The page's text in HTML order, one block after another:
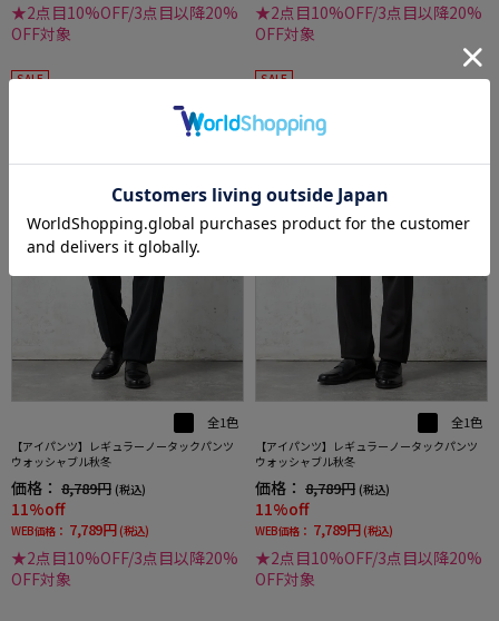
★2点目10%OFF/3点目以降20%
OFF対象
★2点目10%OFF/3点目以降20%
OFF対象
SALE
全1色
【アイパンツ】レギュラーノータックパンツ
ウォッシャブル秋冬
価格： 8,789円 (税込)
11%off
WEB価格： 7,789円 (税込)
★2点目10%OFF/3点目以降20%
OFF対象
SALE
全1色
【アイパンツ】レギュラーノータックパンツ
ウォッシャブル秋冬
価格： 8,789円 (税込)
11%off
WEB価格： 7,789円 (税込)
★2点目10%OFF/3点目以降20%
OFF対象